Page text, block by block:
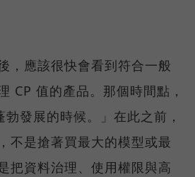
，應該很快會看到符合一般
CP 值的產品。那個時間點，
發展的時候。」在此之前，
不是搶著買最大的模型或最
把資料治理、使用權限與高